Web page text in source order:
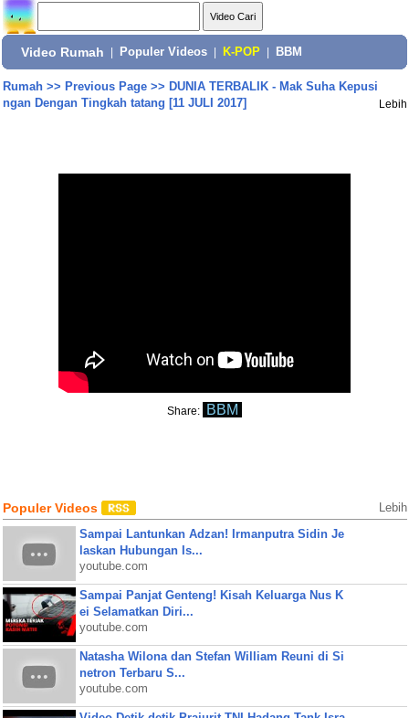
Video Rumah Populer Videos K-POP BBM
Rumah>> Previous Page>> DUNIA TERBALIK - Mak Suha Kepusi
ngan Dengan Tingkah tatang [11 JULI 2017]
Lebih
Share: BBM
Populer Videos Lebih
Sampai Lantunkan Adzan! Irmanputra Sidin Je
laskan Hubungan Is...
youtube.com
Sampai Panjat Genteng! Kisah Keluarga Nus K
ei Selamatkan Diri...
youtube.com
Natasha Wilona dan Stefan William Reuni di Si
netron Terbaru S...
youtube.com